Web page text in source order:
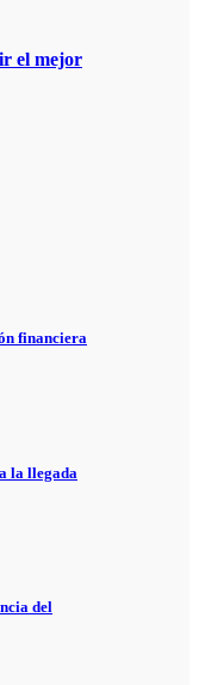
el mejor
financiera
la llegada
del